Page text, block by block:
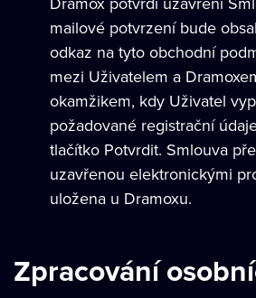
mailové potvrzení bude
odkaz na tyto obchodní
mezi Uživatelem a
okamžikem, kdy Uživatel
požadované registrační
tlačítko Potvrdit. Smlouva
uzavřenou elektronickými
uložena u Dramoxu.
Zpracování